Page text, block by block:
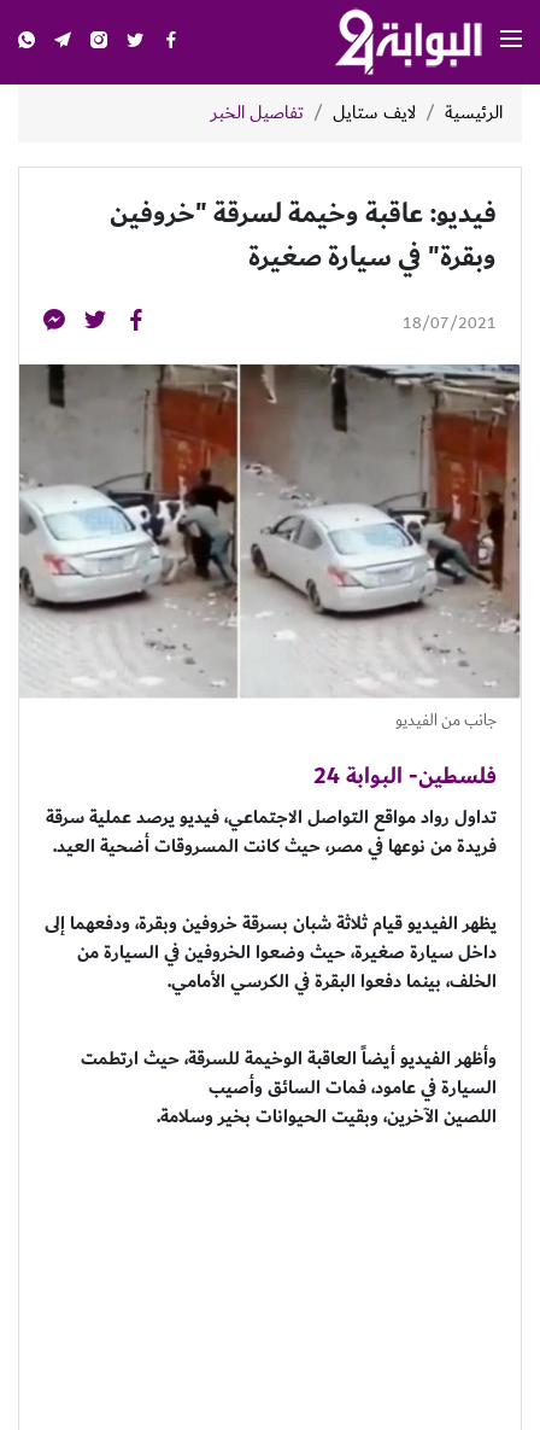
الرئيسية لايف ستايل تفاصيل الخبر
فيديو: عاقبة وخيمة لسرقة "خروفين
وبقرة" في سيارة صغيرة
18/07/2021
جانب من الفيديو
فلسطين- البوابة 24
تداول رواد مواقع التواصل الاجتماعي، فيديو يرصد عملية سرقة
فريدة من نوعها في مصر، حيث كانت المسروقات أضحية العيد.
يظهر الفيديو قيام ثلاثة شبان بسرقة خروفين وبقرة، ودفعهما إلى
داخل سيارة صغيرة، حيث وضعوا الخروفين في السيارة من
الخلف، بينما دفعوا البقرة في الكرسي الأمامي.
وأظهر الفيديو أيضاً العاقبة الوخيمة للسرقة، حيث ارتطمت
السيارة في عامود، فمات السائق وأصيب
اللصين الآخرين، وبقيت الحيوانات بخير وسلامة.